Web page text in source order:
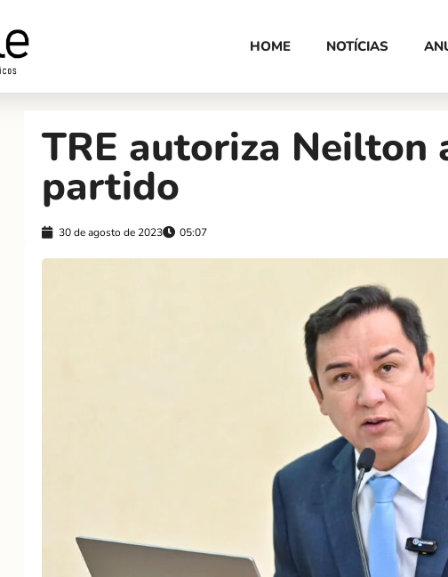
HOME NOTÍCIAS
TRE autoriza Neilton
partido
30 de agosto de 2023 05:07